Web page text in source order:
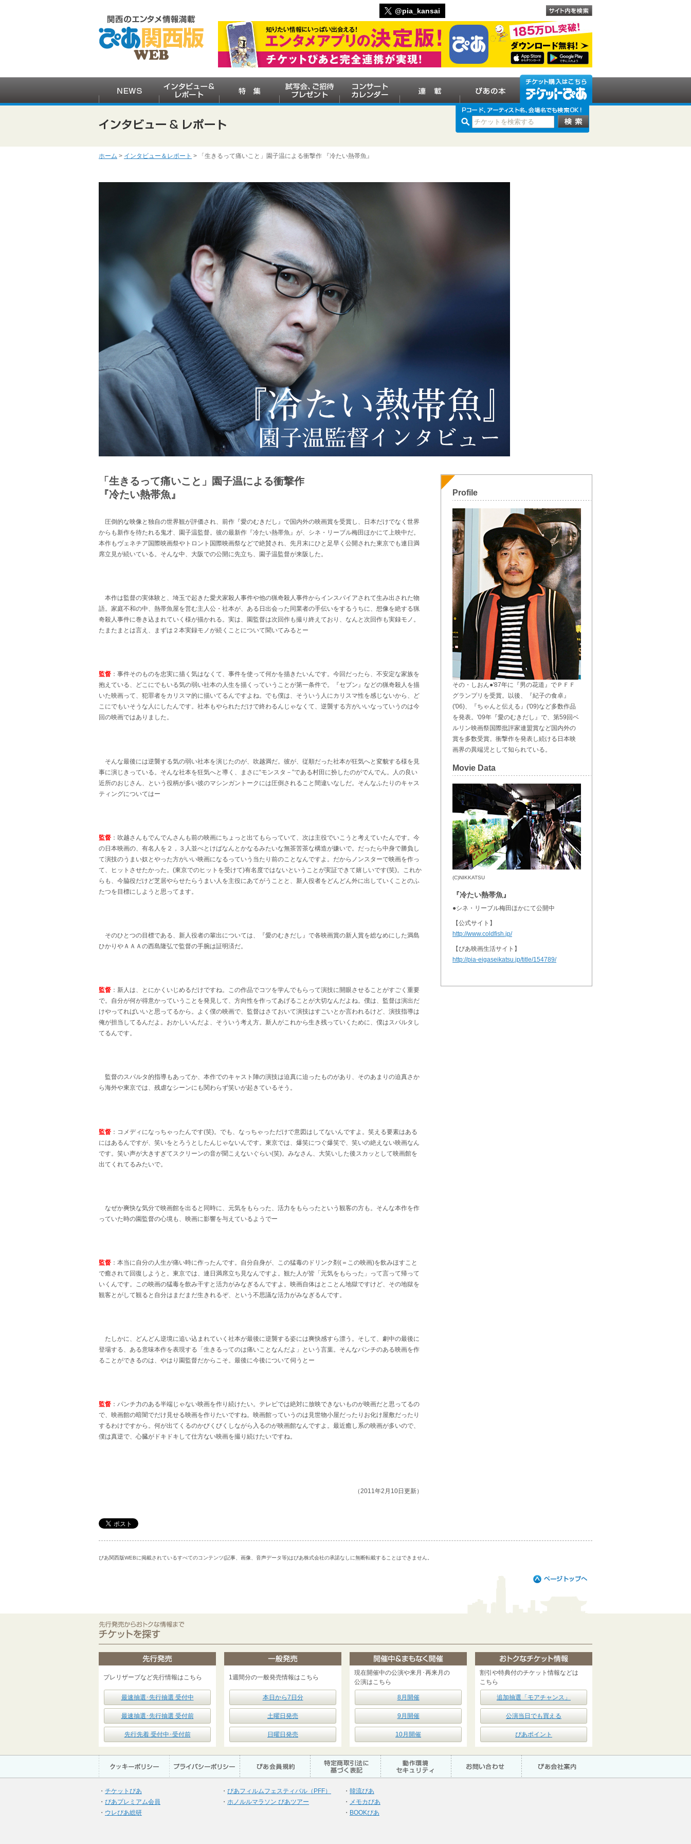
@pia_kansai
ホーム > インタビュー＆レポート > 「生きるって痛いこと」園子温による衝撃作 『冷たい熱帯魚』
「生きるって痛いこと」園子温による衝撃作
『冷たい熱帯魚』
圧倒的な映像と独自の世界観が評価され、前作『愛のむきだし』で国内外の映画賞を受賞し、日本だけでなく世界
からも新作を待たれる鬼才、園子温監督。彼の最新作『冷たい熱帯魚』が、シネ・リーブル梅田ほかにて上映中だ。
本作もヴェネチア国際映画祭やトロント国際映画祭などで絶賛され、先月末にひと足早く公開された東京でも連日満
席立見が続いている。そんな中、大阪での公開に先立ち、園子温監督が来阪した。
本作は監督の実体験と、埼玉で起きた愛犬家殺人事件や他の猟奇殺人事件からインスパイアされて生み出された物
語。家庭不和の中、熱帯魚屋を営む主人公・社本が、ある日出会った同業者の手伝いをするうちに、想像を絶する猟
奇殺人事件に巻き込まれていく様が描かれる。実は、園監督は次回作も撮り終えており、なんと次回作も実録モノ。
たまたまとは言え、まずは２本実録モノが続くことについて聞いてみるとー
監督 ：事件そのものを忠実に描く気はなくて、事件を使って何かを描きたいんです。今回だったら、不安定な家族を
抱えている、どこにでもいる気の弱い社本の人生を描くっていうことが第一条件で。『セブン』などの猟奇殺人を描
いた映画って、犯罪者をカリスマ的に描いてるんですよね。でも僕は、そういう人にカリスマ性を感じないから、ど
こにでもいそうな人にしたんです。社本もやられただけで終わるんじゃなくて、逆襲する方がいいなっていうのは今
回の映画ではありました。
そんな最後には逆襲する気の弱い社本を演じたのが、吹越満だ。彼が、従順だった社本が狂気へと変貌する様を見
事に演じきっている。そんな社本を狂気へと導く、まさに“モンスタ－”である村田に扮したのがでんでん。人の良い
近所のおじさん、という役柄が多い彼のマシンガントークには圧倒されること間違いなしだ。そんなふたりのキャス
ティングについてはー
監督 ：吹越さんもでんでんさんも前の映画にちょっと出てもらっていて、次は主役でいこうと考えていたんです。今
の日本映画の、有名人を２，３人並べとけばなんとかなるみたいな無茶苦茶な構造が嫌いで。だったら中身で勝負し
て演技のうまい奴とやった方がいい映画になるっていう当たり前のことなんですよ。だからノンスターで映画を作っ
て、ヒットさせたかった。(東京でのヒットを受けて)有名度ではないということが実証できて嬉しいです(笑)。これか
らも、今脇役だけど芝居やらせたらうまい人を主役にあてがうことと、新人役者をどんどん外に出していくことのふ
たつを目標にしようと思ってます。
そのひとつの目標である、新人役者の輩出については、『愛のむきだし』で各映画賞の新人賞を総なめにした満島
ひかりやＡＡＡの西島隆弘で監督の手腕は証明済だ。
監督 ：新人は、とにかくいじめるだけですね。この作品でコツを学んでもらって演技に開眼させることがすごく重要
で。自分が何が得意かっていうことを発見して、方向性を作ってあげることが大切なんだよね。僕は、監督は演出だ
けやってればいいと思ってるから。よく僕の映画で、監督はさておいて演技はすごいとか言われるけど、演技指導は
俺が担当してるんだよ。おかしいんだよ、そういう考え方。新人がこれから生き残っていくために、僕はスパルタし
てるんです。
監督のスパルタ的指導もあってか、本作でのキャスト陣の演技は迫真に迫ったものがあり、そのあまりの迫真さか
ら海外や東京では、残虐なシーンにも関わらず笑いが起きているそう。
監督 ：コメディになっちゃったんです(笑)。でも、なっちゃっただけで意図はしてないんですよ。笑える要素はある
にはあるんですが、笑いをとろうとしたんじゃないんです。東京では、爆笑につぐ爆笑で、笑いの絶えない映画なん
です。笑い声が大きすぎてスクリーンの音が聞こえないぐらい(笑)。みなさん、大笑いした後スカッとして映画館を
出てくれてるみたいで。
なぜか爽快な気分で映画館を出ると同時に、元気をもらった、活力をもらったという観客の方も。そんな本作を作
っていた時の園監督の心境も、映画に影響を与えているようでー
監督 ：本当に自分の人生が痛い時に作ったんです。自分自身が、この猛毒のドリンク剤(＝この映画)を飲みほすこと
で癒されて回復しようと。東京では、連日満席立ち見なんですよ。観た人が皆「元気をもらった」って言って帰って
いくんです。この映画の猛毒を飲み干すと活力がみなぎるんですよ。映画自体はとことん地獄ですけど、その地獄を
観客とがして観ると自分はまだまだ生きれるぞ、という不思議な活力がみなぎるんです。
たしかに、どんどん逆境に追い込まれていく社本が最後に逆襲する姿には爽快感すら漂う。そして、劇中の最後に
登場する、ある意味本作を表現する「生きるってのは痛いことなんだよ」という言葉。そんなパンチのある映画を作
ることができるのは、やはり園監督だからこそ。最後に今後について伺うとー
監督 ：パンチ力のある半端じゃない映画を作り続けたい。テレビでは絶対に放映できないものが映画だと思ってるの
で、映画館の暗闇でだけ見せる映画を作りたいですね。映画館っていうのは見世物小屋だったりお化け屋敷だったり
するわけですから。何が出てくるのかびくびくしながら入るのが映画館なんですよ。最近癒し系の映画が多いので、
僕は真逆で、心臓がドキドキして仕方ない映画を撮り続けたいですね。
（2011年2月10日更新）
Profile
その・しおん●'87年に『男の花道』でＰＦＦ
グランプリを受賞。以後、『紀子の食卓』
('06)、『ちゃんと伝える』('09)など多数作品
を発表。'09年『愛のむきだし』で、第59回ベ
ルリン映画祭国際批評家連盟賞など国内外の
賞を多数受賞。衝撃作を発表し続ける日本映
画界の異端児として知られている。
Movie Data
(C)NIKKATSU
『冷たい熱帯魚』
●シネ・リーブル梅田ほかにて公開中
【公式サイト】
http://www.coldfish.jp/
【ぴあ映画生活サイト】
http://pia-eigaseikatsu.jp/title/154789/
ぴあ関西版WEBに掲載されているすべてのコンテンツ(記事、画像、音声データ等)はぴあ株式会社の承諾なしに無断転載することはできません。
プレリザーブなど先行情報はこちら
最速抽選･先行抽選 受付中
最速抽選･先行抽選 受付前
先行先着 受付中･受付前
1週間分の一般発売情報はこちら
本日から7日分
土曜日発売
日曜日発売
現在開催中の公演や来月･再来月の
公演はこちら
8月開催
9月開催
10月開催
割引や特典付のチケット情報などは
こちら
追加抽選「モアチャンス」
公演当日でも買える
ぴあポイント
・ チケットぴあ
・ ぴあプレミアム会員
・ ウレぴあ総研
・ ぴあフィルムフェスティバル（PFF）
・ ホノルルマラソン ぴあツアー
・ 韓流ぴあ
・ メモカぴあ
・ BOOKぴあ